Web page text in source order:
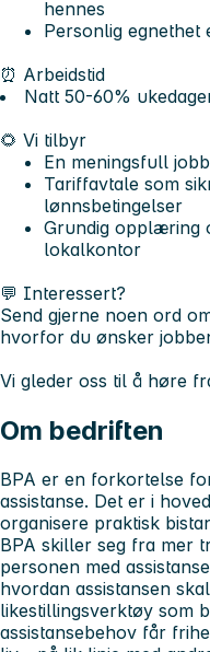
hennes
Personlig egnethet
⏰ Arbeidstid
Natt 50-60%
🌻 Vi tilbyr
En meningsfull
Tariffavtale som
lønnsbetingelser
Grundig opplæring
lokalkontor
💬 Interessert?
Send gjerne noen ord
hvorfor du ønsker
Vi gleder oss til å høre
Om bedriften
BPA er en forkortelse
assistanse. Det er i
organisere praktisk
BPA skiller seg fra mer
personen med
hvordan assistansen
likestillingsverktøy som
assistansebehov får